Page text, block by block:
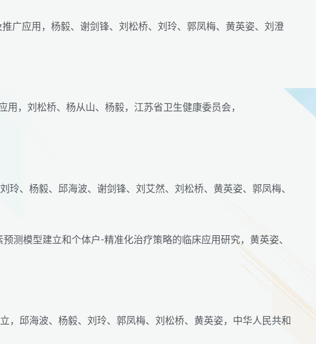
广应用，杨毅、谢剑锋、刘松桥、刘玲、郭凤梅、黄英姿、刘澄
，刘松桥、杨从山、杨毅，江苏省卫生健康委员会，
、杨毅、邱海波、谢剑锋、刘艾然、刘松桥、黄英姿、郭凤梅、
测模型建立和个体户-精准化治疗策略的临床应用研究，黄英姿、
，邱海波、杨毅、刘玲、郭凤梅、刘松桥、黄英姿，中华人民共和